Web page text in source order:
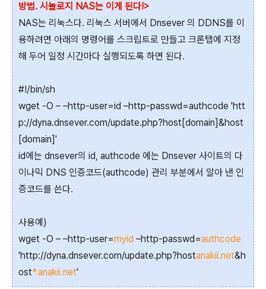
방법. 시놀로지 NAS는 이게 된다!>
NAS는 리눅스다. 리눅스 서버에서 Dnsever 의 DDNS를 이
용하려면 아래의 명령어를 스크립트로 만들고 크론탭에 지정
해 두어 일정 시간마다 실행되도록 하면 된다.
#!/bin/sh
wget -O – –http-user=id –http-passwd=authcode 'htt
p://dyna.dnsever.com/update.php?host[domain]&host
[domain]'
id에는 dnsever의 id, authcode 에는 Dnsever 사이트의 다
이나믹 DNS 인증코드(authcode) 관리 부분에서 알아 낸 인
증코드를 쓴다.
사용예)
wget -O – –http-user=myid –http-passwd=authcode
'http://dyna.dnsever.com/update.php?hostanakii.net&h
ost*.anakii.net'